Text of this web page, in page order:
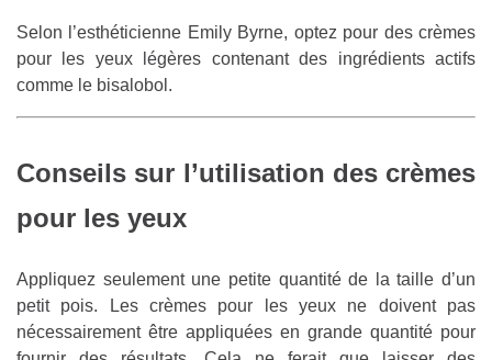
Selon l’esthéticienne Emily Byrne, optez pour des crèmes
pour les yeux légères contenant des ingrédients actifs
comme le bisalobol.
Conseils sur l’utilisation des crèmes
pour les yeux
Appliquez seulement une petite quantité de la taille d’un
petit pois. Les crèmes pour les yeux ne doivent pas
nécessairement être appliquées en grande quantité pour